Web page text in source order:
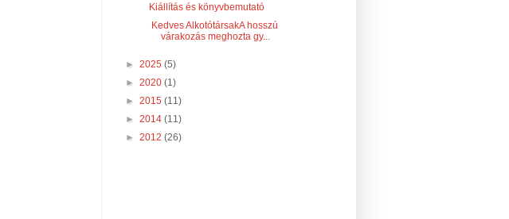
Kiállítás és könyvbemutató
Kedves AlkotótársakA hosszú
várakozás meghozta gy...
► 2025 (5)
► 2020 (1)
► 2015 (11)
► 2014 (11)
► 2012 (26)